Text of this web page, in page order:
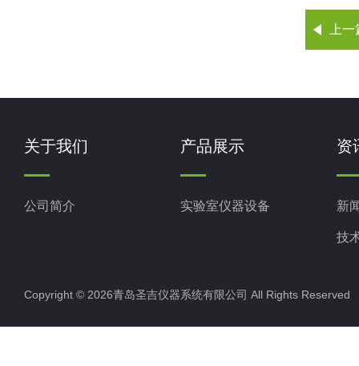
上
关于我们
公司简介
产品展示
实验室仪器设备
资
新
技
Copyright © 2026青岛圣吉仪器系统有限公司 All Rights